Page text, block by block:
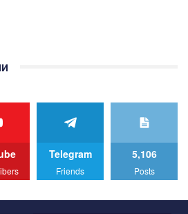
нас - просто натисни "лайк" під
for the development of
and ask to help us implement our plan
"Like" below the video.
ролик от команды "Гей-альянс
Telegram
Friends
5,106
Posts